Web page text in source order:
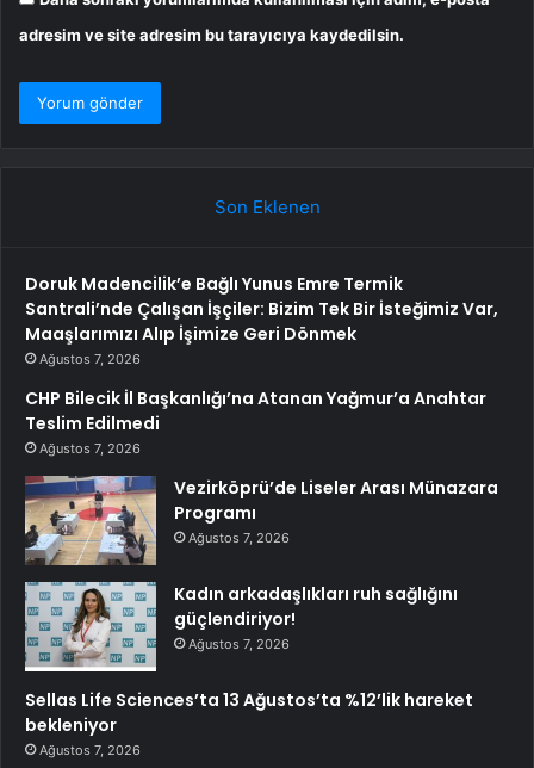
adresim ve site adresim bu tarayıcıya kaydedilsin.
Son Eklenen
Doruk Madencilik’e Bağlı Yunus Emre Termik
Santrali’nde Çalışan İşçiler: Bizim Tek Bir İsteğimiz Var,
Maaşlarımızı Alıp İşimize Geri Dönmek
Ağustos 7, 2026
CHP Bilecik İl Başkanlığı’na Atanan Yağmur’a Anahtar
Teslim Edilmedi
Ağustos 7, 2026
Vezirköprü’de Liseler Arası Münazara
Programı
Ağustos 7, 2026
Kadın arkadaşlıkları ruh sağlığını
güçlendiriyor!
Ağustos 7, 2026
Sellas Life Sciences’ta 13 Ağustos’ta %12’lik hareket
bekleniyor
Ağustos 7, 2026